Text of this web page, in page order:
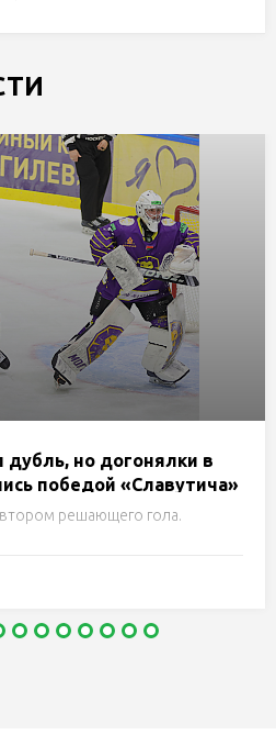
но догонялки в
победой «Славутича»
решающего гола.